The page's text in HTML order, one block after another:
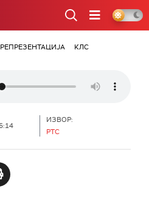
РЕПРЕЗЕНТАЦИЈА КЛС
ИЗВОР:
РТС